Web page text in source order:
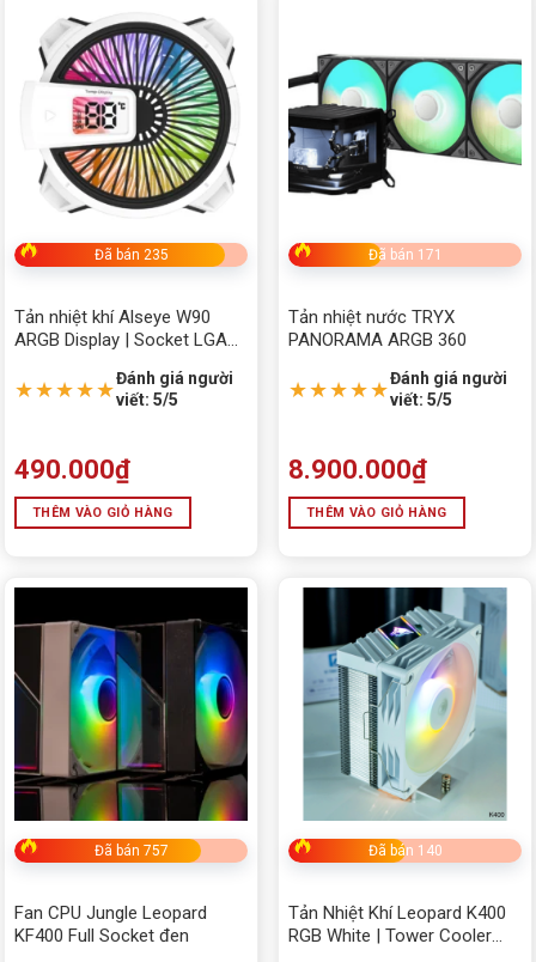
Đã bán 235
Tản nhiệt khí Alseye W90
ARGB Display | Socket LGA
★★★★★Đánh giá người
viết: 5/5
490.000₫
THÊM VÀO GIỎ HÀNG
Đã bán 171
Tản nhiệt nước TRYX
PANORAMA ARGB 360
★★★★★Đánh giá người
viết: 5/5
8.900.000₫
THÊM VÀO GIỎ HÀNG
Đã bán 757
Fan CPU Jungle Leopard
KF400 Full Socket đen
Đã bán 140
Tản Nhiệt Khí Leopard K400
RGB White | Tower Cooler